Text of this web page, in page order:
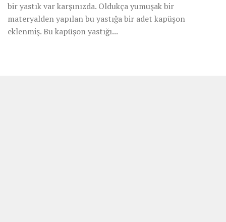
bir yastık var karşınızda. Oldukça yumuşak bir
materyalden yapılan bu yastığa bir adet kapüşon
eklenmiş. Bu kapüşon yastığı...